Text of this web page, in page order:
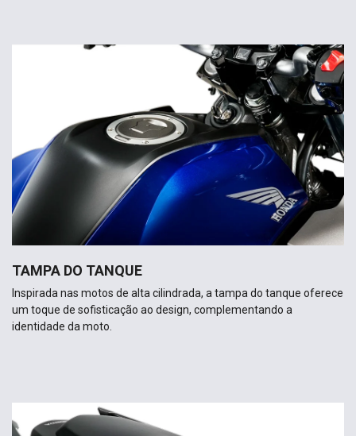
TAMPA DO TANQUE
Inspirada nas motos de alta cilindrada, a tampa do tanque oferece
um toque de sofisticação ao design, complementando a
identidade da moto.